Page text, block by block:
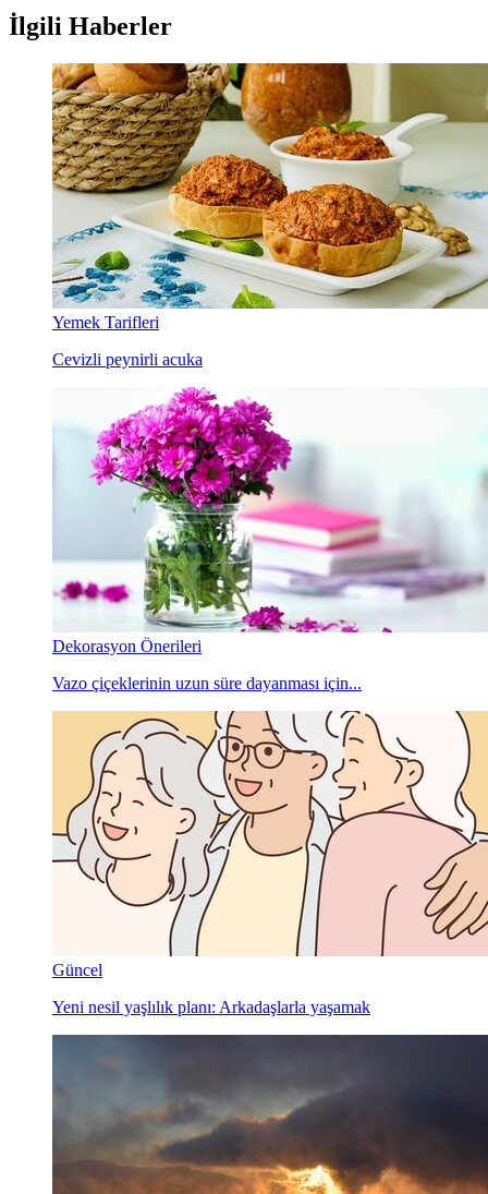
İlgili Haberler
Yemek Tarifleri
Cevizli peynirli acuka
Dekorasyon Önerileri
Vazo çiçeklerinin uzun süre dayanması için...
Güncel
Yeni nesil yaşlılık planı: Arkadaşlarla yaşamak